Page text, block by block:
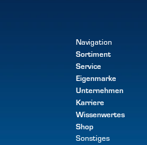
Navigation
Sortiment
Service
Eigenmarke
Unternehmen
Karriere
Wissenwertes
Shop
Sonstiges